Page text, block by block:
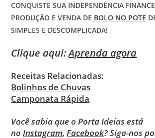
CONQUISTE SUA INDEPENDÊNCIA
PRODUÇÃO E VENDA DE BOLO NO POTE
SIMPLES E DESCOMPLICADA!
Clique aqui:Aprenda agora
Receitas Relacionadas:
Bolinhos de Chuvas
Camponata Rápida
Você sabia que o Porta Ideias está
noInstagram,Facebook? Siga-nos